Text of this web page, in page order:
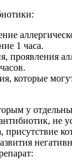
1 часа.
проявления
которые
у
не
присутствие